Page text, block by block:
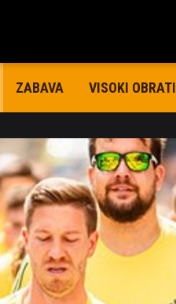
ZABAVA VISOKI OBRATI